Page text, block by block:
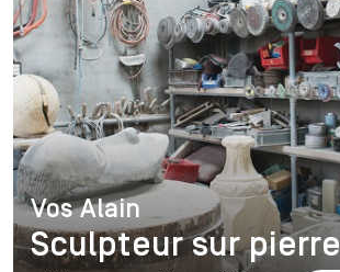
Vos Alain
Vos Alain
Sculpteur sur pierre